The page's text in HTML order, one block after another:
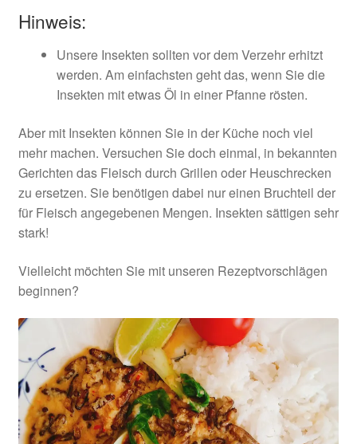
Cookie-Richtlinie (EU)
Datenschutzerklärung
Echtheit von Bewertungen
Grillen
Heuschrecken
Impressum
Insekten
Kasse
Mehlwürmer
Mein Konto
Hinweis:
Unsere Insekten sollten vor dem Verzehr erhitzt
werden. Am einfachsten geht das, wenn Sie die
Insekten mit etwas Öl in einer Pfanne rösten.
Aber mit Insekten können Sie in der Küche noch viel
mehr machen. Versuchen Sie doch einmal, in bekannten
Gerichten das Fleisch durch Grillen oder Heuschrecken
zu ersetzen. Sie benötigen dabei nur einen Bruchteil der
für Fleisch angegebenen Mengen. Insekten sättigen sehr
stark!
Vielleicht möchten Sie mit unseren Rezeptvorschlägen
beginnen?